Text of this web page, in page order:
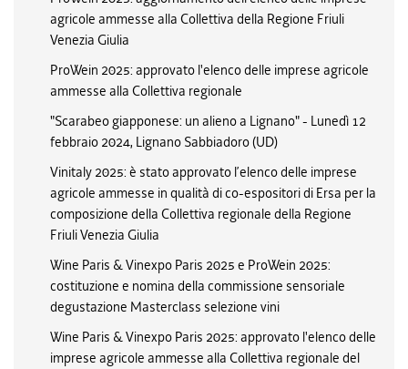
agricole ammesse alla Collettiva della Regione Friuli
Venezia Giulia
ProWein 2025: approvato l'elenco delle imprese agricole
ammesse alla Collettiva regionale
"Scarabeo giapponese: un alieno a Lignano" - Lunedì 12
febbraio 2024, Lignano Sabbiadoro (UD)
Vinitaly 2025: è stato approvato l’elenco delle imprese
agricole ammesse in qualità di co-espositori di Ersa per la
composizione della Collettiva regionale della Regione
Friuli Venezia Giulia
Wine Paris & Vinexpo Paris 2025 e ProWein 2025:
costituzione e nomina della commissione sensoriale
degustazione Masterclass selezione vini
Wine Paris & Vinexpo Paris 2025: approvato l'elenco delle
imprese agricole ammesse alla Collettiva regionale del